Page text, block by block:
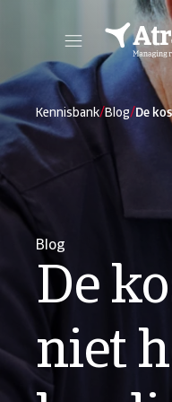
Kennisbank/Blog/De
Blog
De
niet